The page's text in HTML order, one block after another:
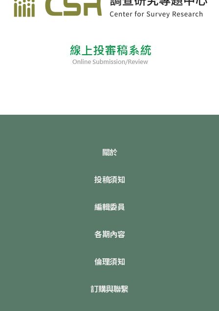
關於
投稿須知
編輯委員
各期內容
倫理須知
訂購與聯繫